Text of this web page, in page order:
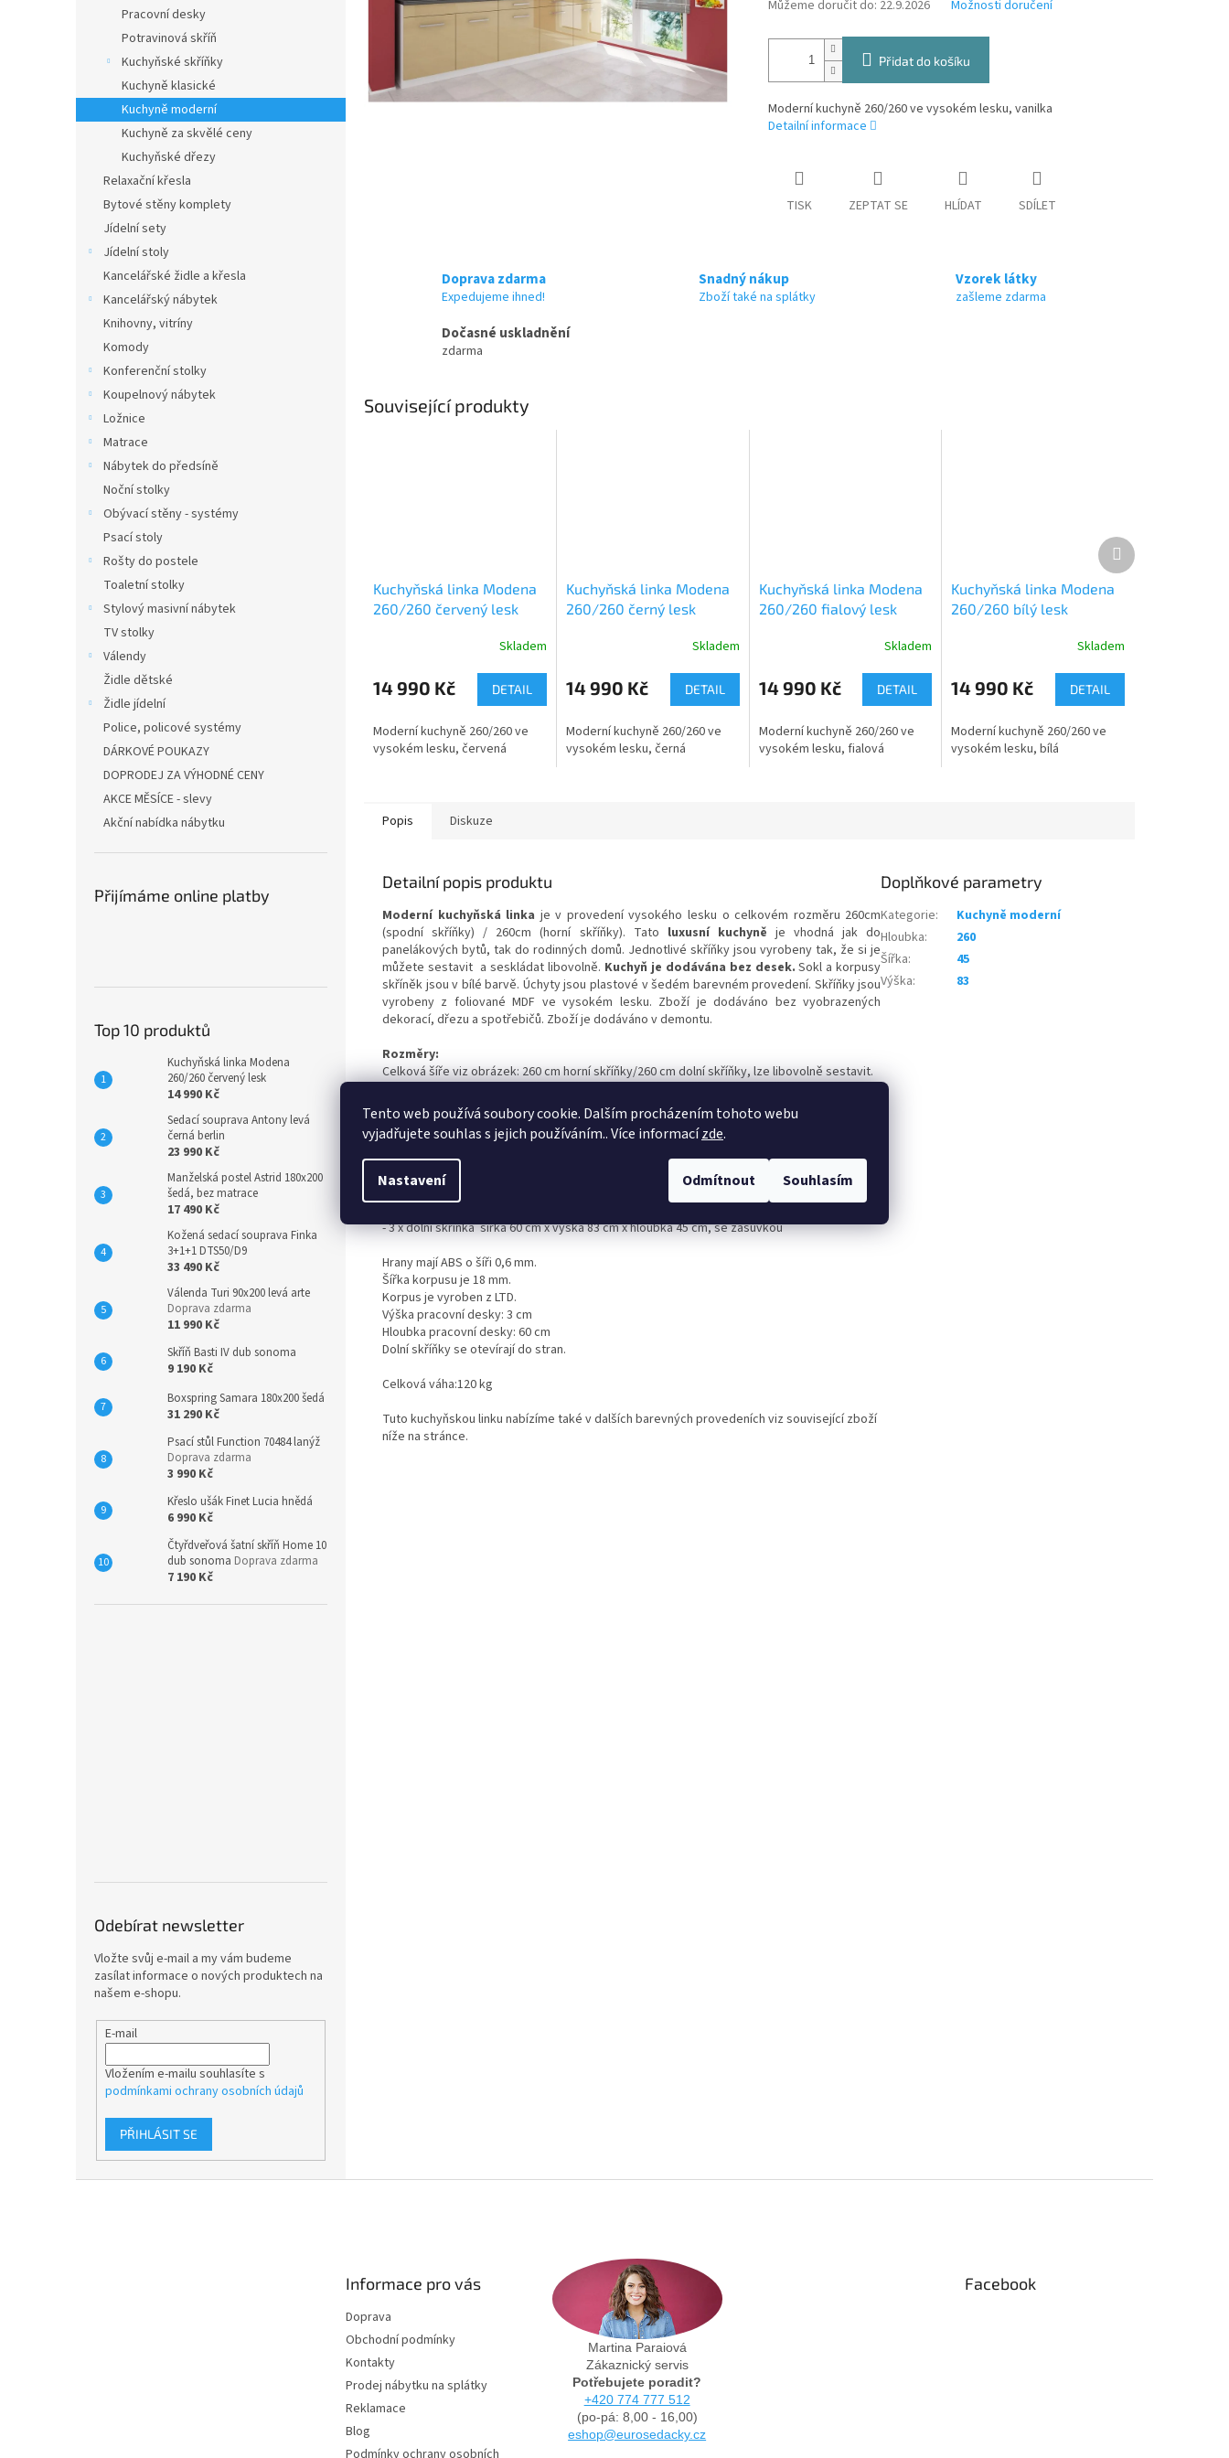
Tento web používá soubory cookie. Dalším procházením tohoto webu
vyjadřujete souhlas s jejich používáním.. Více informacízde.
Nastavení Odmítnout Souhlasím
Pracovní desky
Potravinová skříň
Kuchyňské skříňky
Kuchyně klasické
Kuchyně moderní
Kuchyně za skvělé ceny
Kuchyňské dřezy
Relaxační křesla
Bytové stěny komplety
Jídelní sety
Jídelní stoly
Kancelářské židle a křesla
Kancelářský nábytek
Knihovny, vitríny
Komody
Konferenční stolky
Koupelnový nábytek
Ložnice
Matrace
Nábytek do předsíně
Noční stolky
Obývací stěny - systémy
Psací stoly
Rošty do postele
Toaletní stolky
Stylový masivní nábytek
TV stolky
Válendy
Židle dětské
Židle jídelní
Police, policové systémy
DÁRKOVÉ POUKAZY
DOPRODEJ ZA VÝHODNÉ CENY
AKCE MĚSÍCE - slevy
Akční nabídka nábytku
Přijímáme online platby
Top 10 produktů
Kuchyňská linka Modena
260/260 červený lesk
14 990 Kč
Sedací souprava Antony levá
černá berlin
23 990 Kč
Manželská postel Astrid 180x200
šedá, bez matrace
17 490 Kč
Kožená sedací souprava Finka
3+1+1 DTS50/D9
33 490 Kč
Válenda Turi 90x200 levá arte
Doprava zdarma
11 990 Kč
Skříň Basti IV dub sonoma
9 190 Kč
Boxspring Samara 180x200 šedá
31 290 Kč
Psací stůl Function 70484 lanýž
Doprava zdarma
3 990 Kč
Křeslo ušák Finet Lucia hnědá
6 990 Kč
Čtyřdveřová šatní skříň Home 10
dub sonoma Doprava zdarma
7 190 Kč
Odebírat newsletter
Vložte svůj e-mail a my vám budeme
zasílat informace o nových produktech na
našem e-shopu.
E-mail
Vložením e-mailu souhlasíte s
podmínkami ochrany osobních údajů
PŘIHLÁSIT SE
Můžeme doručit do: 22.9.2026 Možnosti doručení
Přidat do košíku
Moderní kuchyně 260/260 ve vysokém lesku, vanilka
Detailní informace
TISK ZEPTAT SE HLÍDAT SDÍLET
Doprava zdarma
Expedujeme ihned!
Snadný nákup
Zboží také na splátky
Vzorek látky
zašleme zdarma
Dočasné uskladnění
zdarma
Související produkty
Kuchyňská linka Modena
260/260 červený lesk
produktu
je
z
5
Skladem
14 990 Kč DETAIL
Moderní kuchyně 260/260 ve
vysokém lesku, červená
Kuchyňská linka Modena
260/260 černý lesk
Skladem
14 990 Kč DETAIL
Moderní kuchyně 260/260 ve
vysokém lesku, černá
Kuchyňská linka Modena
260/260 fialový lesk
Skladem
14 990 Kč DETAIL
Moderní kuchyně 260/260 ve
vysokém lesku, fialová
Kuchyňská linka Modena
260/260 bílý lesk
Skladem
14 990 Kč DETAIL
Moderní kuchyně 260/260 ve
vysokém lesku, bílá
Další
produkt
Popis Diskuze
Detailní popis produktu
Moderní kuchyňská linka je v provedení vysokého lesku o celkovém rozměru 260cm
(spodní skříňky) / 260cm (horní skříňky). Tato luxusní kuchyně je vhodná jak do
panelákových bytů, tak do rodinných domů. Jednotlivé skříňky jsou vyrobeny tak, že si je
můžete sestavit a seskládat libovolně. Kuchyň je dodávána bez desek.Sokl a korpusy
skříněk jsou v bílé barvě. Úchyty jsou plastové v šedém barevném provedení. Skříňky jsou
vyrobeny z foliované MDF ve vysokém lesku. Zboží je dodáváno bez vyobrazených
dekorací, dřezu a spotřebičů. Zboží je dodáváno v demontu.
Rozměry:
Celková šíře viz obrázek: 260 cm horní skříňky/260 cm dolní skříňky, lze libovolně sestavit.
Provedení horní skříňky:
- horní skříňka šířka 100cm x výška 58 cm x hloubka 30 cm, s policí
- horní skříňka šířka 60 cm x výška 58 cm x hloubka 30 cm
- horní skříňka šířka 100 cm x výška 58 cm x hloubka 30 cm, s policí
- 3 x dolní skříňka šířka 60 cm x výška 83 cm x hloubka 45 cm, se zásuvkou
Hrany mají ABS o šíři 0,6 mm.
Šířka korpusu je 18 mm.
Korpus je vyroben z LTD.
Výška pracovní desky: 3 cm
Hloubka pracovní desky: 60 cm
Dolní skříňky se otevírají do stran.
Celková váha:120 kg
Tuto kuchyňskou linku nabízíme také v dalších barevných provedeních viz související zboží
níže na stránce.
Doplňkové parametry
Kategorie:
Kuchyně moderní
Hloubka:
260
Šířka:
45
Výška: 83
Informace pro vás
Doprava
Obchodní podmínky
Kontakty
Prodej nábytku na splátky
Reklamace
Blog
Martina Paraiová
Zákaznický servis
Potřebujete poradit?
+420 774 777 512
(po-pá: 8,00 - 16,00)
eshop@eurosedacky.cz
Facebook